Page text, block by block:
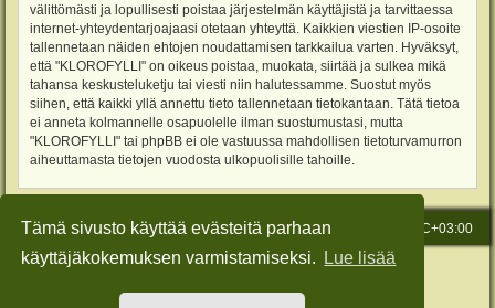
Tämä sivusto käyttää evästeitä parhaan
käyttäjäkokemuksen varmistamiseksi.
Lue lisää
välittömästi ja lopullisesti poistaa järjestelmän käyttäjistä ja tarvittaessa
internet-yhteydentarjoajaasi otetaan yhteyttä. Kaikkien viestien IP-osoite
tallennetaan näiden ehtojen noudattamisen tarkkailua varten. Hyväksyt,
että "KLOROFYLLI" on oikeus poistaa, muokata, siirtää ja sulkea mikä
tahansa keskusteluketju tai viesti niin halutessamme. Suostut myös
siihen, että kaikki yllä annettu tieto tallennetaan tietokantaan. Tätä tietoa
ei anneta kolmannelle osapuolelle ilman suostumustasi, mutta
"KLOROFYLLI" tai phpBB ei ole vastuussa mahdollisen tietoturvamurron
aiheuttamasta tietojen vuodosta ulkopuolisille tahoille.
Etusivu Kaikki ajat ovat UTC+03:00
Viesti Ylläpidolle
Keskustelufoorumin ohjelmistophpBB® Forum Software © phpBB Limited